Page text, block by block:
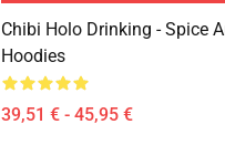
Chibi Holo Drinking - Spice
Hoodies
39,51 € - 45,95 €